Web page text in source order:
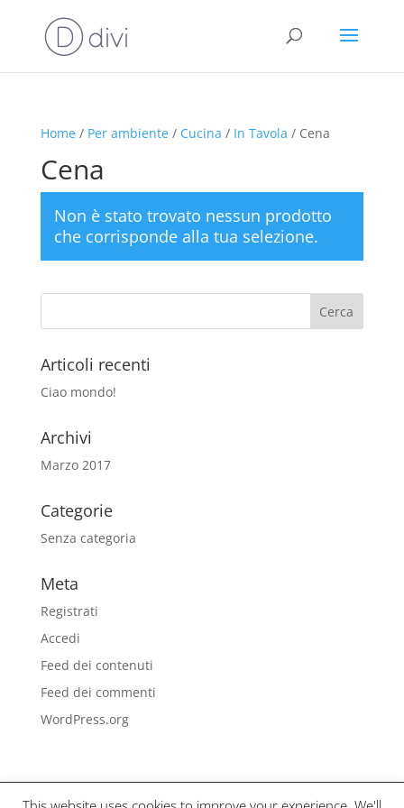
Home/ Per ambiente/ Cucina / In Tavola / Cena
Cena
Non è stato trovato nessun prodotto
che corrisponde alla tua selezione.
Articoli recenti
Ciao mondo!
Archivi
Marzo 2017
Categorie
Senza categoria
Meta
Registrati
Accedi
Feed dei contenuti
Feed dei commenti
WordPress.org